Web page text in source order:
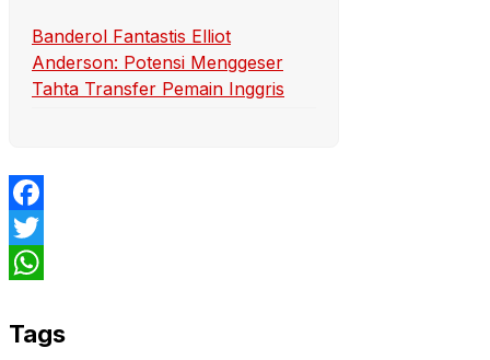
Banderol Fantastis Elliot
Anderson: Potensi Menggeser
Tahta Transfer Pemain Inggris
Facebook
Twitter
Tags